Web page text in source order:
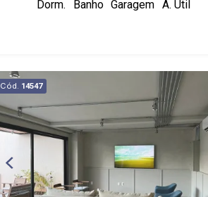
microondas, ar-condicionado - lazer na
Wladimir Meirelles, muito próximo ao
Parque Luiz Carlos Raya e
Supermercado Pão de Açúcar. Próximo
a Faculdade Regis, Colégio Itamaraty e
vida noturna ativa.
Dorm.
Banho Garagem A. Útil
Cód. 14547